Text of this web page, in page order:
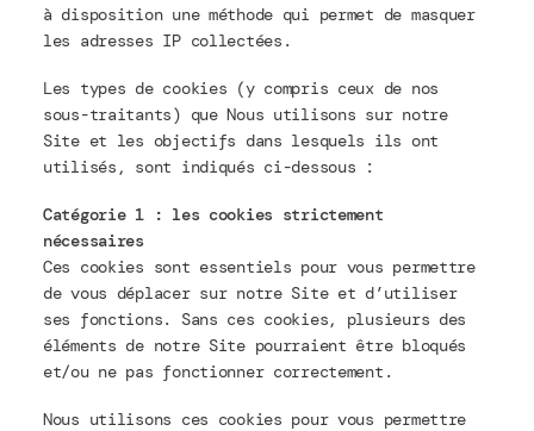
à disposition une méthode qui permet de masquer
les adresses IP collectées.
Les types de cookies (y compris ceux de nos
sous-traitants) que Nous utilisons sur notre
Site et les objectifs dans lesquels ils ont
utilisés, sont indiqués ci-dessous :
Catégorie 1 : les cookies strictement
nécessaires
Ces cookies sont essentiels pour vous permettre
de vous déplacer sur notre Site et d’utiliser
ses fonctions. Sans ces cookies, plusieurs des
éléments de notre Site pourraient être bloqués
et/ou ne pas fonctionner correctement.
Nous utilisons ces cookies pour vous permettre